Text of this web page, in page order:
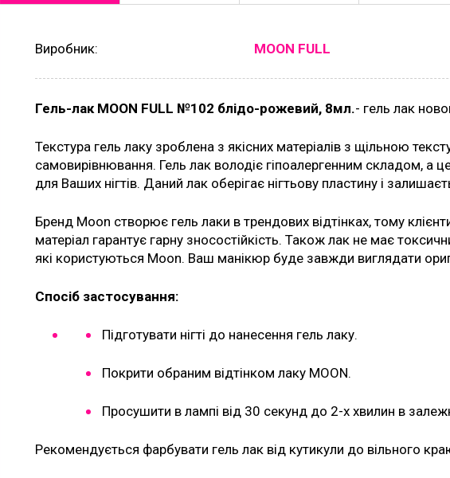
Виробник: MOON FULL
Гель-лак MOON FULL №102 блідо-рожевий, 8мл.- гель лак
Текстура гель лаку зроблена з якісних матеріалів з щільною
самовирівнювання. Гель лак володіє гіпоалергенним складом, а
для Ваших нігтів. Даний лак оберігає нігтьову пластину і
Бренд Moon створює гель лаки в трендових відтінках, тому
матеріал гарантує гарну зносостійкість. Також лак не має
які користуються Moon. Ваш манікюр буде завжди виглядати
Спосіб застосування:
Підготувати нігті до нанесення гель лаку.
Покрити обраним відтінком лаку MOON.
Просушити в лампі від 30 секунд до 2-х хвилин в
Рекомендується фарбувати гель лак від кутикули до вільного